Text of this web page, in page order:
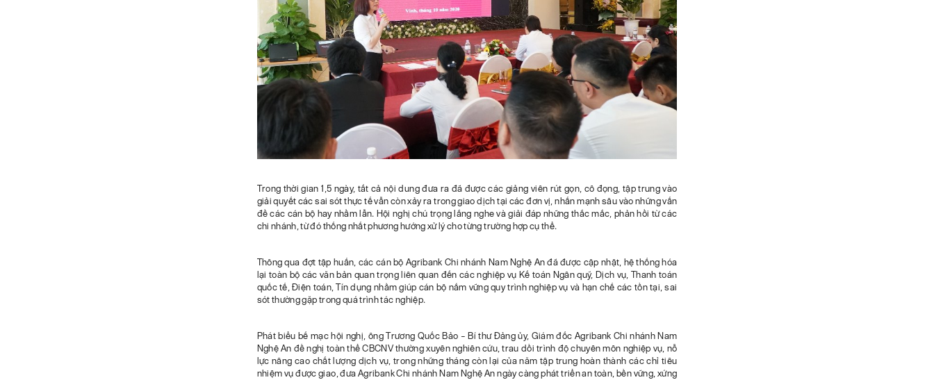
Trong thời gian 1,5 ngày, tất cả nội dung đưa ra đã được các giảng viên rút gọn, cô đọng, tập trung vào
giải quyết các sai sót thực tế vẫn còn xảy ra trong giao dịch tại các đơn vị, nhấn mạnh sâu vào những vấn
đề các cán bộ hay nhầm lẫn. Hội nghị chú trọng lắng nghe và giải đáp những thắc mắc, phản hồi từ các
chi nhánh, từ đó thống nhất phương hướng xử lý cho từng trường hợp cụ thể.
Thông qua đợt tập huấn, các cán bộ Agribank Chi nhánh Nam Nghệ An đã được cập nhật, hệ thống hóa
lại toàn bộ các văn bản quan trọng liên quan đến các nghiệp vụ Kế toán Ngân quỹ, Dịch vụ, Thanh toán
quốc tế, Điện toán, Tín dụng nhằm giúp cán bộ nắm vững quy trình nghiệp vụ và hạn chế các tồn tại, sai
sót thường gặp trong quá trình tác nghiệp.
Phát biểu bế mạc hội nghị, ông Trương Quốc Bảo – Bí thư Đảng ủy, Giám đốc Agribank Chi nhánh Nam
Nghệ An đề nghị toàn thể CBCNV thường xuyên nghiên cứu, trau dồi trình độ chuyên môn nghiệp vụ, nỗ
lực nâng cao chất lượng dịch vụ, trong những tháng còn lại của năm tập trung hoàn thành các chỉ tiêu
nhiệm vụ được giao, đưa Agribank Chi nhánh Nam Nghệ An ngày càng phát triển an toàn, bền vững, xứng